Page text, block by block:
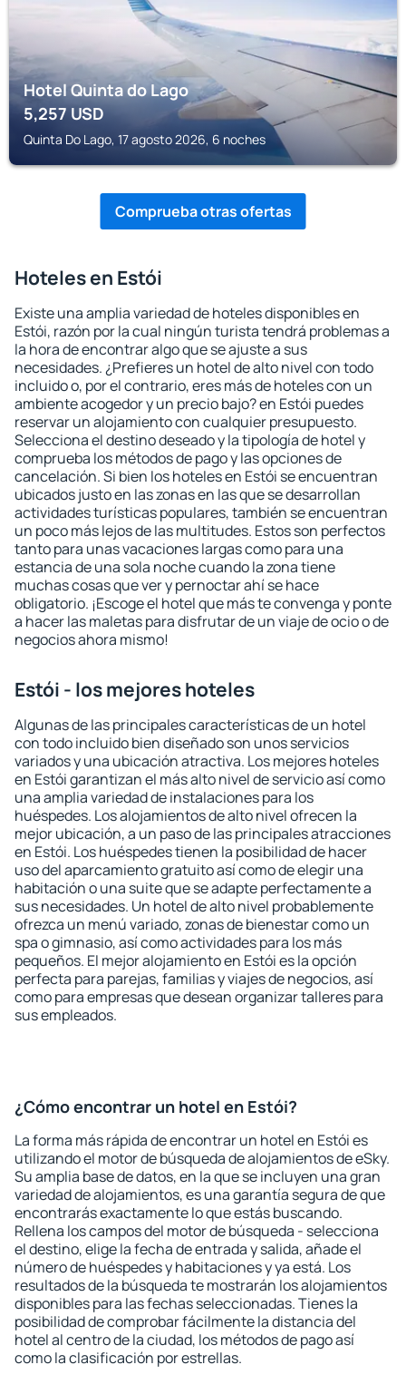
Hotel Quinta do Lago
5,257USD
Quinta Do Lago, 17 agosto 2026, 6 noches
Comprueba otras ofertas
Hoteles en Estói
Existe una amplia variedad de hoteles disponibles en
Estói, razón por la cual ningún turista tendrá problemas a
la hora de encontrar algo que se ajuste a sus
necesidades. ¿Prefieres un hotel de alto nivel con todo
incluido o, por el contrario, eres más de hoteles con un
ambiente acogedor y un precio bajo? en Estói puedes
reservar un alojamiento con cualquier presupuesto.
Selecciona el destino deseado y la tipología de hotel y
comprueba los métodos de pago y las opciones de
cancelación. Si bien los hoteles en Estói se encuentran
ubicados justo en las zonas en las que se desarrollan
actividades turísticas populares, también se encuentran
un poco más lejos de las multitudes. Estos son perfectos
tanto para unas vacaciones largas como para una
estancia de una sola noche cuando la zona tiene
muchas cosas que ver y pernoctar ahí se hace
obligatorio. ¡Escoge el hotel que más te convenga y ponte
a hacer las maletas para disfrutar de un viaje de ocio o de
negocios ahora mismo!
Estói - los mejores hoteles
Algunas de las principales características de un hotel
con todo incluido bien diseñado son unos servicios
variados y una ubicación atractiva. Los mejores hoteles
en Estói garantizan el más alto nivel de servicio así como
una amplia variedad de instalaciones para los
huéspedes. Los alojamientos de alto nivel ofrecen la
mejor ubicación, a un paso de las principales atracciones
en Estói. Los huéspedes tienen la posibilidad de hacer
uso del aparcamiento gratuito así como de elegir una
habitación o una suite que se adapte perfectamente a
sus necesidades. Un hotel de alto nivel probablemente
ofrezca un menú variado, zonas de bienestar como un
spa o gimnasio, así como actividades para los más
pequeños. El mejor alojamiento en Estói es la opción
perfecta para parejas, familias y viajes de negocios, así
como para empresas que desean organizar talleres para
sus empleados.
¿Cómo encontrar un hotel en Estói?
La forma más rápida de encontrar un hotel en Estói es
utilizando el motor de búsqueda de alojamientos de eSky.
Su amplia base de datos, en la que se incluyen una gran
variedad de alojamientos, es una garantía segura de que
encontrarás exactamente lo que estás buscando.
Rellena los campos del motor de búsqueda - selecciona
el destino, elige la fecha de entrada y salida, añade el
número de huéspedes y habitaciones y ya está. Los
resultados de la búsqueda te mostrarán los alojamientos
disponibles para las fechas seleccionadas. Tienes la
posibilidad de comprobar fácilmente la distancia del
hotel al centro de la ciudad, los métodos de pago así
como la clasificación por estrellas.